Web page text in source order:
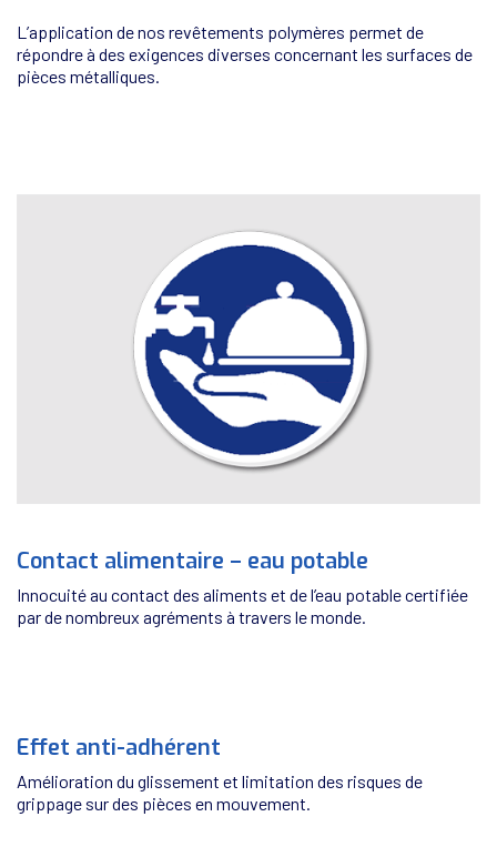
L’application de nos revêtements polymères permet de
répondre à des exigences diverses concernant les surfaces de
pièces métalliques.
Contact alimentaire – eau potable
Innocuité au contact des aliments et de l’eau potable certifiée
par de nombreux agréments à travers le monde.
Effet anti-adhérent
Amélioration du glissement et limitation des risques de
grippage sur des pièces en mouvement.